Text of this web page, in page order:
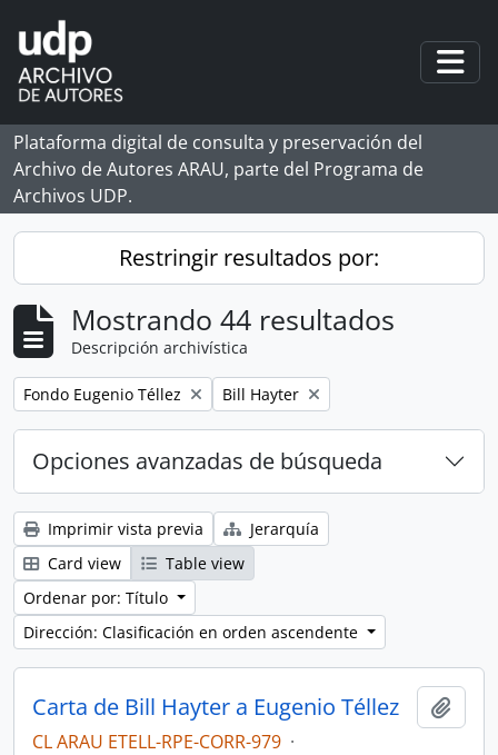
Skip to main content
Plataforma digital de consulta y preservación del
Archivo de Autores ARAU, parte del Programa de
Archivos UDP.
Restringir resultados por:
Mostrando 44 resultados
Descripción archivística
Remove filter:
Fondo Eugenio Téllez Remove filter:
Bill Hayter
Opciones avanzadas de búsqueda
Imprimir vista previa
Jerarquía
Card view
Table view
Ordenar por: Título
Dirección: Clasificación en orden ascendente
Carta de Bill Hayter a Eugenio Téllez
CL ARAU ETELL-RPE-CORR-979 ·